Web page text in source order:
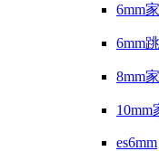
6mm
6mm
8mm
10mm
es6mm